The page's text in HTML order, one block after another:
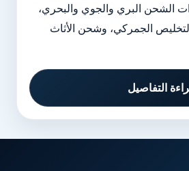
الشحن البري والجوي والبحري،
الجمركي، وشحن الأثاث
التفاصيل